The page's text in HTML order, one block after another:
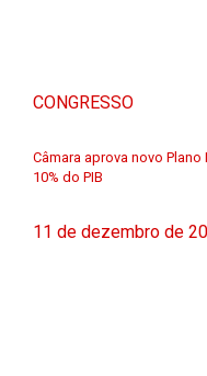
CONGRESSO
Câmara aprova novo
10% do PIB
11 de dezembro de